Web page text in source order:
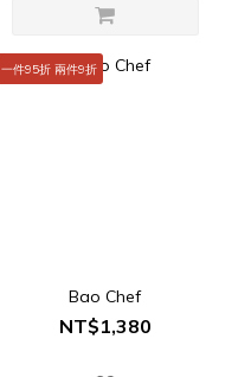
一件95折 兩件9折
Bao Chef
NT$1,380